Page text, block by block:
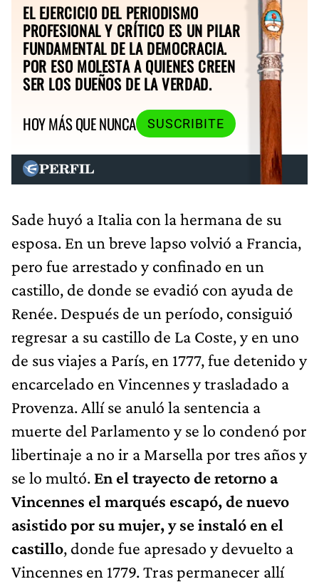
EL EJERCICIO DEL PERIODISMO
PROFESIONAL Y CRÍTICO ES UN PILAR
FUNDAMENTAL DE LA DEMOCRACIA.
POR ESO MOLESTA A QUIENES CREEN
SER LOS DUEÑOS DE LA VERDAD.
HOY MÁS QUE NUNCA
SUSCRIBITE
Sade huyó a Italia con la hermana de su
esposa. En un breve lapso volvió a Francia,
pero fue arrestado y confinado en un
castillo, de donde se evadió con ayuda de
Renée. Después de un período, consiguió
regresar a su castillo de La Coste, y en uno
de sus viajes a París, en 1777, fue detenido y
encarcelado en Vincennes y trasladado a
Provenza. Allí se anuló la sentencia a
muerte del Parlamento y se lo condenó por
libertinaje a no ir a Marsella por tres años y
se lo multó. En el trayecto de retorno a
Vincennes el marqués escapó, de nuevo
asistido por su mujer, y se instaló en el
castillo, donde fue apresado y devuelto a
Vincennes en 1779. Tras permanecer allí